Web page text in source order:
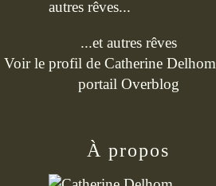
...et autres rêves
Voir le profil de Catherine Delhom
portail Overblog
À propos